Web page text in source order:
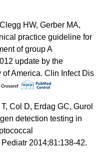
HW, Gerber MA,
practice guideline for
of group A
update by the
of America. Clin Infect Dis
Col D, Erdag GC, Gurol
detection testing in
2014;81:138-42.